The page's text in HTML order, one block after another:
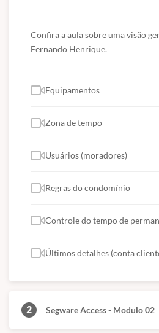
Confira a aula sobre uma visão
Fernando Henrique.
Equipamentos
Zona de tempo
Usuários (moradores)
Regras do condomínio
Controle do tempo de
Últimos detalhes (conta
2 Segware Access - Modulo 02